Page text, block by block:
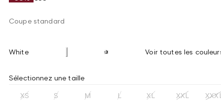
Coupe standard
White Voir toutes les
Sélectionnez une taille
XS S M L XL XXL